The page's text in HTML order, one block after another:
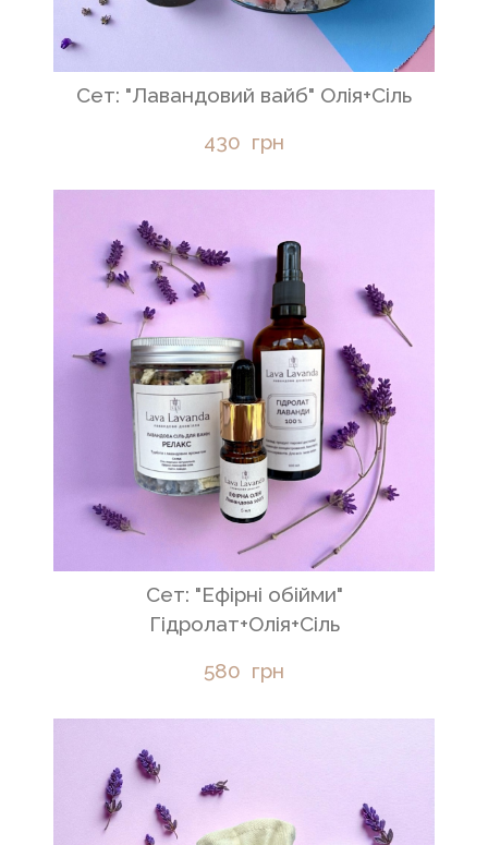
Сет: "Лавандовий вайб" Олія+Сіль
430  грн
Сет: "Ефірні обійми"
Гідролат+Олія+Сіль
580  грн